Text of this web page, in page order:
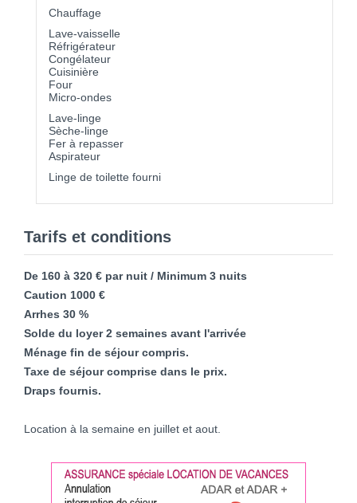
Chauffage
Lave-vaisselle
Réfrigérateur
Congélateur
Cuisinière
Four
Micro-ondes
Lave-linge
Sèche-linge
Fer à repasser
Aspirateur
Linge de toilette fourni
Tarifs et conditions
De 160 à 320 € par nuit / Minimum 3 nuits
Caution 1000 €
Arrhes 30 %
Solde du loyer 2 semaines avant l'arrivée
Ménage fin de séjour compris.
Taxe de séjour comprise dans le prix.
Draps fournis.
Location à la semaine en juillet et aout.